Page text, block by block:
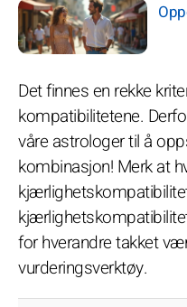
Det finnes en rekke
kompatibilitetene.
våre astrologer til å
kombinasjon! Merk at
for hverandre takket
vurderingsverktøy.